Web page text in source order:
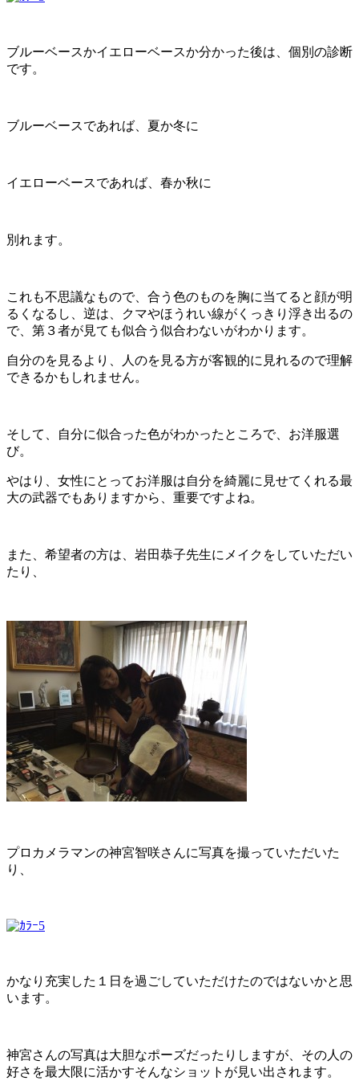
ブルーベースかイエローベースか分かった後は、個別の診断
です。
ブルーベースであれば、夏か冬に
イエローベースであれば、春か秋に
別れます。
これも不思議なもので、合う色のものを胸に当てると顔が明
るくなるし、逆は、クマやほうれい線がくっきり浮き出るの
で、第３者が見ても似合う似合わないがわかります。
自分のを見るより、人のを見る方が客観的に見れるので理解
できるかもしれません。
そして、自分に似合った色がわかったところで、お洋服選
び。
やはり、女性にとってお洋服は自分を綺麗に見せてくれる最
大の武器でもありますから、重要ですよね。
また、希望者の方は、岩田恭子先生にメイクをしていただい
たり、
プロカメラマンの神宮智咲さんに写真を撮っていただいた
り、
かなり充実した１日を過ごしていただけたのではないかと思
います。
神宮さんの写真は大胆なポーズだったりしますが、その人の
好さを最大限に活かすそんなショットが見い出されます。